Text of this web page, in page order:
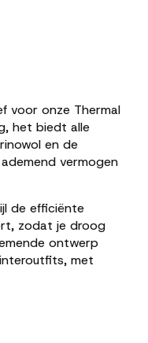
voor onze Thermal
het biedt alle
en de
vermogen
de efficiënte
zodat je droog
ontwerp
met